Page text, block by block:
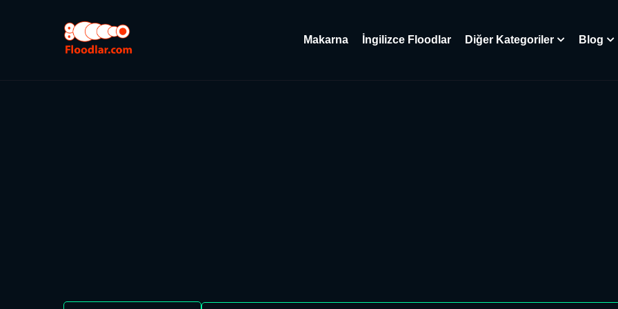
Makarna İngilizce Floodlar Diğer Kategoriler Blog